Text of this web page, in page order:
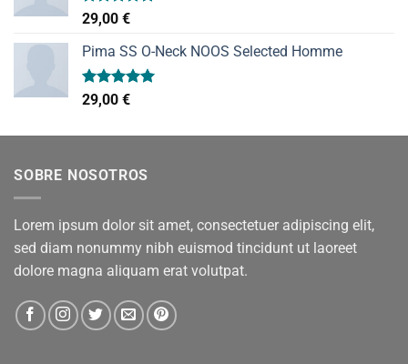
Valorado
con
de 5
29,00 €
Pima SS O-Neck NOOS Selected Homme
Valorado
con
29,00 €
SOBRE NOSOTROS
Lorem ipsum dolor sit amet, consectetuer adipiscing elit,
sed diam nonummy nibh euismod tincidunt ut laoreet
dolore magna aliquam erat volutpat.